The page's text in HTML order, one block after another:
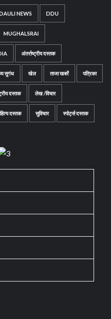
NEWS DDU
MUGHALSRAI
अंतर्राष्ट्रीय दस्तक
सुगंध खेल ताजा खबरें पत्रिका
दस्तक लेख /विचार
दस्तक सुविचार स्पोर्ट्स दस्तक